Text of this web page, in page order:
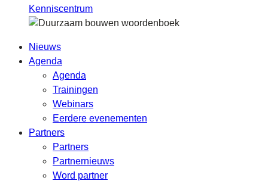
Kenniscentrum
Nieuws
Agenda
Agenda
Trainingen
Webinars
Eerdere evenementen
Partners
Partners
Partnernieuws
Word partner